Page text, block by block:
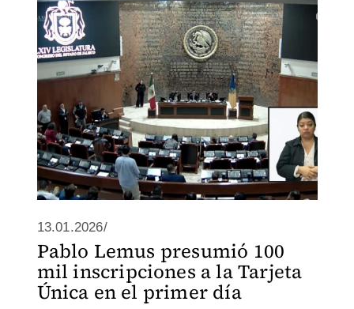
13.01.2026/
Pablo Lemus presumió 100
mil inscripciones a la Tarjeta
Única en el primer día